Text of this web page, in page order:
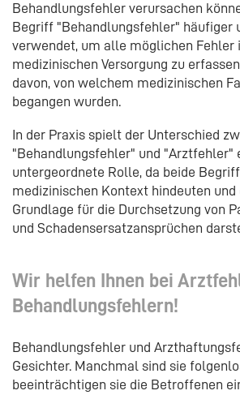
Behandlungsfehler verursachen
Begriff "Behandlungsfehler" häufiger
verwendet, um alle möglichen Fehler
medizinischen Versorgung zu
davon, von welchem medizinischen
begangen wurden.
In der Praxis spielt der Unterschied
"Behandlungsfehler" und "Arztfehler"
untergeordnete Rolle, da beide
medizinischen Kontext hindeuten
Grundlage für die Durchsetzung von
und Schadensersatzansprüchen
Wir helfen Ihnen bei
Behandlungsfehlern!
Behandlungsfehler und
Gesichter. Manchmal sind sie
beeinträchtigen sie die Betroffenen